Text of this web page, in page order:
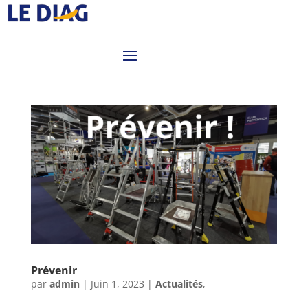
Prévenir
par admin| Juin 1, 2023 | Actualités,